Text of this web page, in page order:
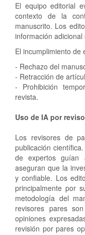
El equipo editorial
contexto de la
manuscrito. Los
información
El incumplimiento de
- Rechazo del
- Retracción de
- Prohibición
revista.
Uso de IA por
Los revisores de
publicación
de expertos
aseguran que la
y confiable. Los
principalmente por
metodología del
revisores pares
opiniones
revisión por pares